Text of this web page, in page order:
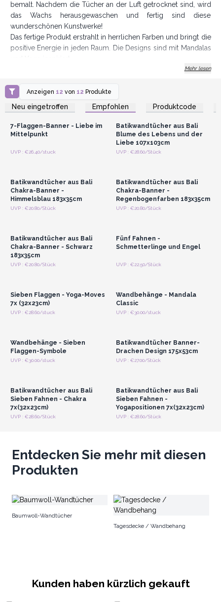
bemalt. Nachdem die Tücher an der Luft getrocknet sind, wird
das Wachs herausgewaschen und fertig sind diese
wunderschönen Kunstwerke!
Das fertige Produkt erstrahlt in herrlichen Farben und bringt die
positive Energie in jeden Raum. Die Designs sind mit Mandalas
und Yoga inspiriert.
Mehr lesen
Anzeigen 12 von 12 Produkte
Neu eingetroffen Empfohlen Produktcode
Anmelden oder
Registrieren für
Großhandelspreise
7-Flaggen-Banner - Liebe im
Mittelpunkt
UVP : €26.40/stuck
Registrieren für
Großhandelspreise
Batikwandtücher aus Bali
Blume des Lebens und der
Liebe 107x103cm
UVP : €28.60/Stück
Anmelden oder
Batikwandtücher aus Bali
Chakra-Banner -
Himmelsblau 183x35cm
UVP : €20.80/Stück
Anmelden oder
Batikwandtücher aus Bali
Chakra-Banner -
Regenbogenfarben 183x35cm
UVP : €20.80/Stück
Anmelden oder
Batikwandtücher aus Bali
Chakra-Banner - Schwarz
183x35cm
UVP : €20.80/Stück
Anmelden oder
Fünf Fahnen -
Schmetterlinge und Engel
UVP : €22.50/Stück
Anmelden oder
Sieben Flaggen - Yoga-Moves
7x (32x23cm)
UVP : €28.60/stuck
Anmelden oder
Wandbehänge - Mandala
Classic
UVP : €30.00/stuck
Anmelden oder
Wandbehänge - Sieben
Flaggen-Symbole
UVP : €30.00/stuck
Anmelden oder
Batikwandtücher Banner-
Drachen Design 175x53cm
UVP : €27.00/Stück
Anmelden oder
Batikwandtücher aus Bali
Sieben Fahnen - Chakra
7x(32x23cm)
UVP : €28.60/Stück
Anmelden oder
Batikwandtücher aus Bali
Sieben Fahnen -
Yogapositionen 7x(32x23cm)
UVP : €28.60/Stück
Entdecken Sie mehr mit diesen
Produkten
Baumwoll-Wandtücher
Tagesdecke / Wandbehang
Kunden haben kürzlich gekauft